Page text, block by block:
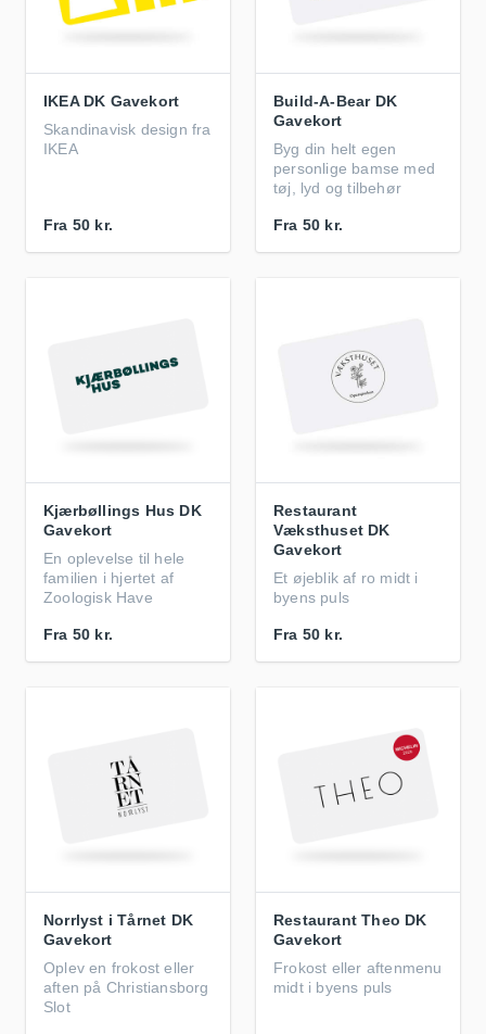
IKEA DK Gavekort
Skandinavisk design fra
IKEA
Fra 50 kr.
Build-A-Bear DK
Gavekort
Byg din helt egen
personlige bamse med
tøj, lyd og tilbehør
Fra 50 kr.
Kjærbøllings Hus DK
Gavekort
En oplevelse til hele
familien i hjertet af
Zoologisk Have
Fra 50 kr.
Restaurant
Væksthuset DK
Gavekort
Et øjeblik af ro midt i
byens puls
Fra 50 kr.
Norrlyst i Tårnet DK
Gavekort
Oplev en frokost eller
aften på Christiansborg
Slot
Restaurant Theo DK
Gavekort
Frokost eller aftenmenu
midt i byens puls